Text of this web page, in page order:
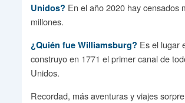
Unidos? En el año 2020 hay censados
millones.
¿Quién fue Williamsburg? Es el lugar
construyo en 1771 el primer canal de
Unidos.
Recordad, más aventuras y viajes